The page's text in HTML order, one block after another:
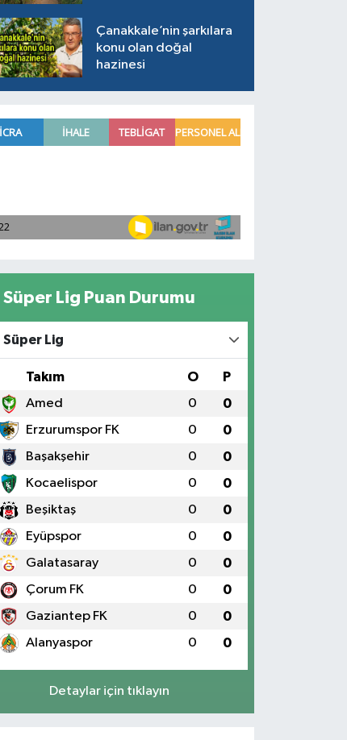
Çanakkale’nin şarkılara
konu olan doğal
hazinesi
Süper Lig Puan Durumu
Süper Lig
Takım O P
Amed 0 0
Erzurumspor FK 0 0
Başakşehir 0 0
Kocaelispor 0 0
Beşiktaş 0 0
Eyüpspor 0 0
Galatasaray 0 0
Çorum FK 0 0
Gaziantep FK 0 0
Alanyaspor 0 0
Detaylar için tıklayın